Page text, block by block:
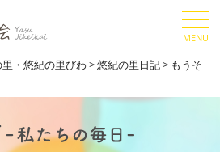
・悠紀の里びわ>悠紀の里日記> もうそ